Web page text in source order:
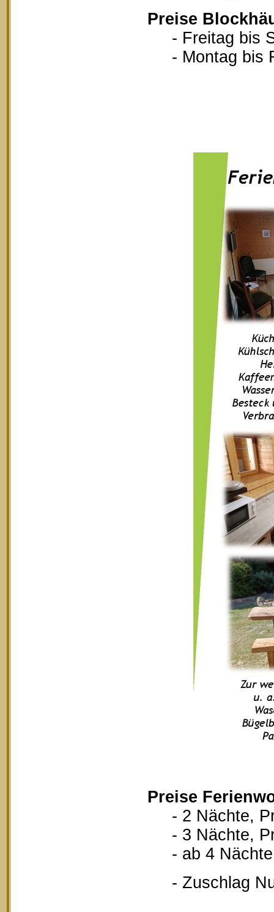
Preise
- Freitag bis
- Montag bis
Preise
- 2 Nächte,
- 3 Nächte,
- ab 4 Nächte,
- Zuschlag